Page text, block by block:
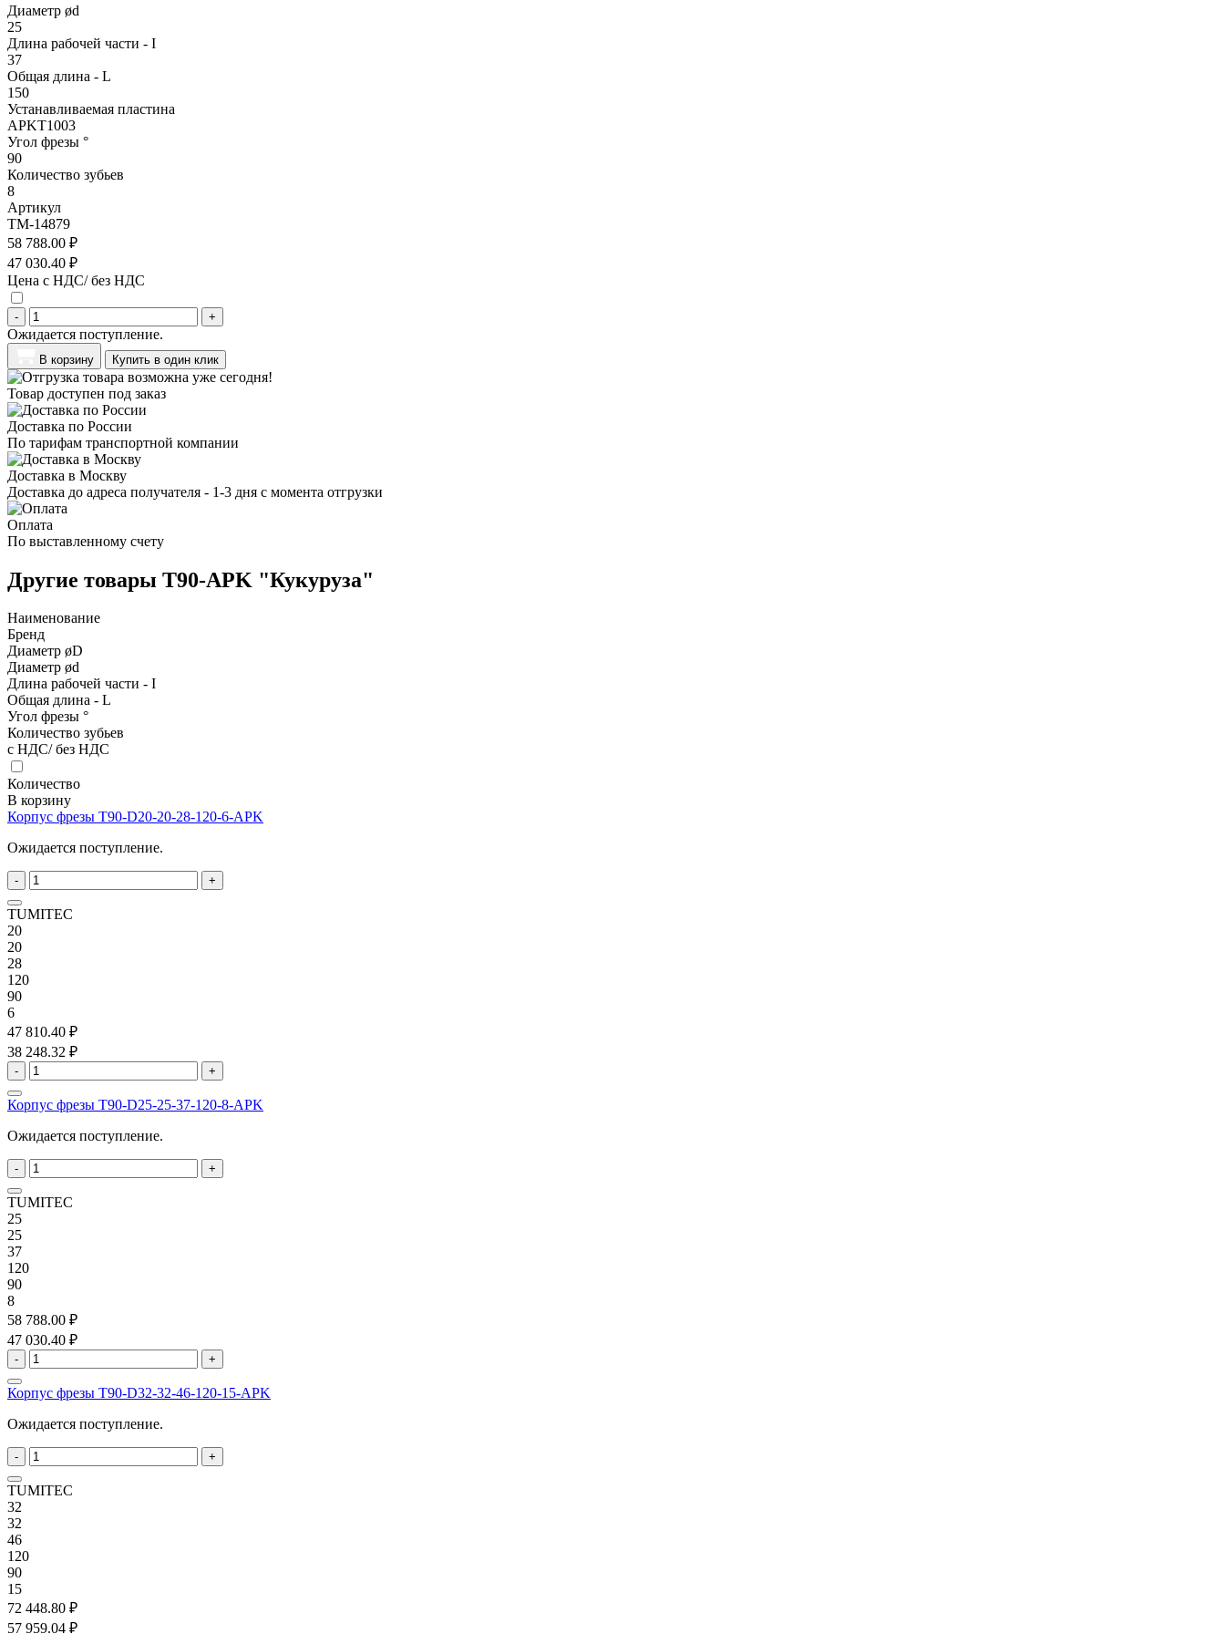
Диаметр ød
25
Длина рабочей части - I
37
Общая длина - L
150
Устанавливаемая пластина
APKT1003
Угол фрезы °
90
Количество зубьев
8
Артикул
TM-14879
58 788.00 ₽
47 030.40 ₽
Цена с НДС/ без НДС
- +
Ожидается поступление.
В корзину Купить в один клик
Товар доступен под заказ
Доставка по России
По тарифам транспортной компании
Доставка в Москву
Доставка до адреса получателя - 1-3 дня с момента отгрузки
Оплата
По выставленному счету
Другие товары T90-APK "Кукуруза"
Наименование
Бренд
Диаметр øD
Диаметр ød
Длина рабочей части - I
Общая длина - L
Угол фрезы °
Количество зубьев
с НДС/ без НДС
Количество
В корзину
Корпус фрезы T90-D20-20-28-120-6-APK
Ожидается поступление.
- +
TUMITEC
20
20
28
120
90
6
47 810.40 ₽
38 248.32 ₽
- +
Корпус фрезы T90-D25-25-37-120-8-APK
Ожидается поступление.
- +
TUMITEC
25
25
37
120
90
8
58 788.00 ₽
47 030.40 ₽
- +
Корпус фрезы T90-D32-32-46-120-15-APK
Ожидается поступление.
- +
TUMITEC
32
32
46
120
90
15
72 448.80 ₽
57 959.04 ₽